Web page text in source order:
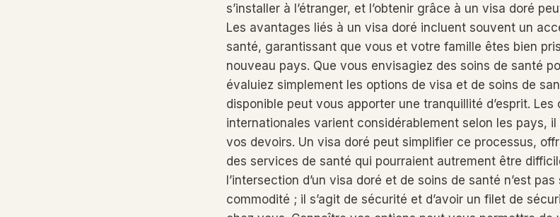
s’installer à l’étranger, et l’obtenir grâce à un visa doré
Les avantages liés à un visa doré incluent souvent un
santé, garantissant que vous et votre famille êtes bien
nouveau pays. Que vous envisagiez des soins de santé
évaluiez simplement les options de visa et de soins de
disponible peut vous apporter une tranquillité d’esprit.
internationales varient considérablement selon les pays,
vos devoirs. Un visa doré peut simplifier ce processus,
des services de santé qui pourraient autrement être
l’intersection d’un visa doré et de soins de santé n’est
commodité ; il s’agit de sécurité et d’avoir un filet de